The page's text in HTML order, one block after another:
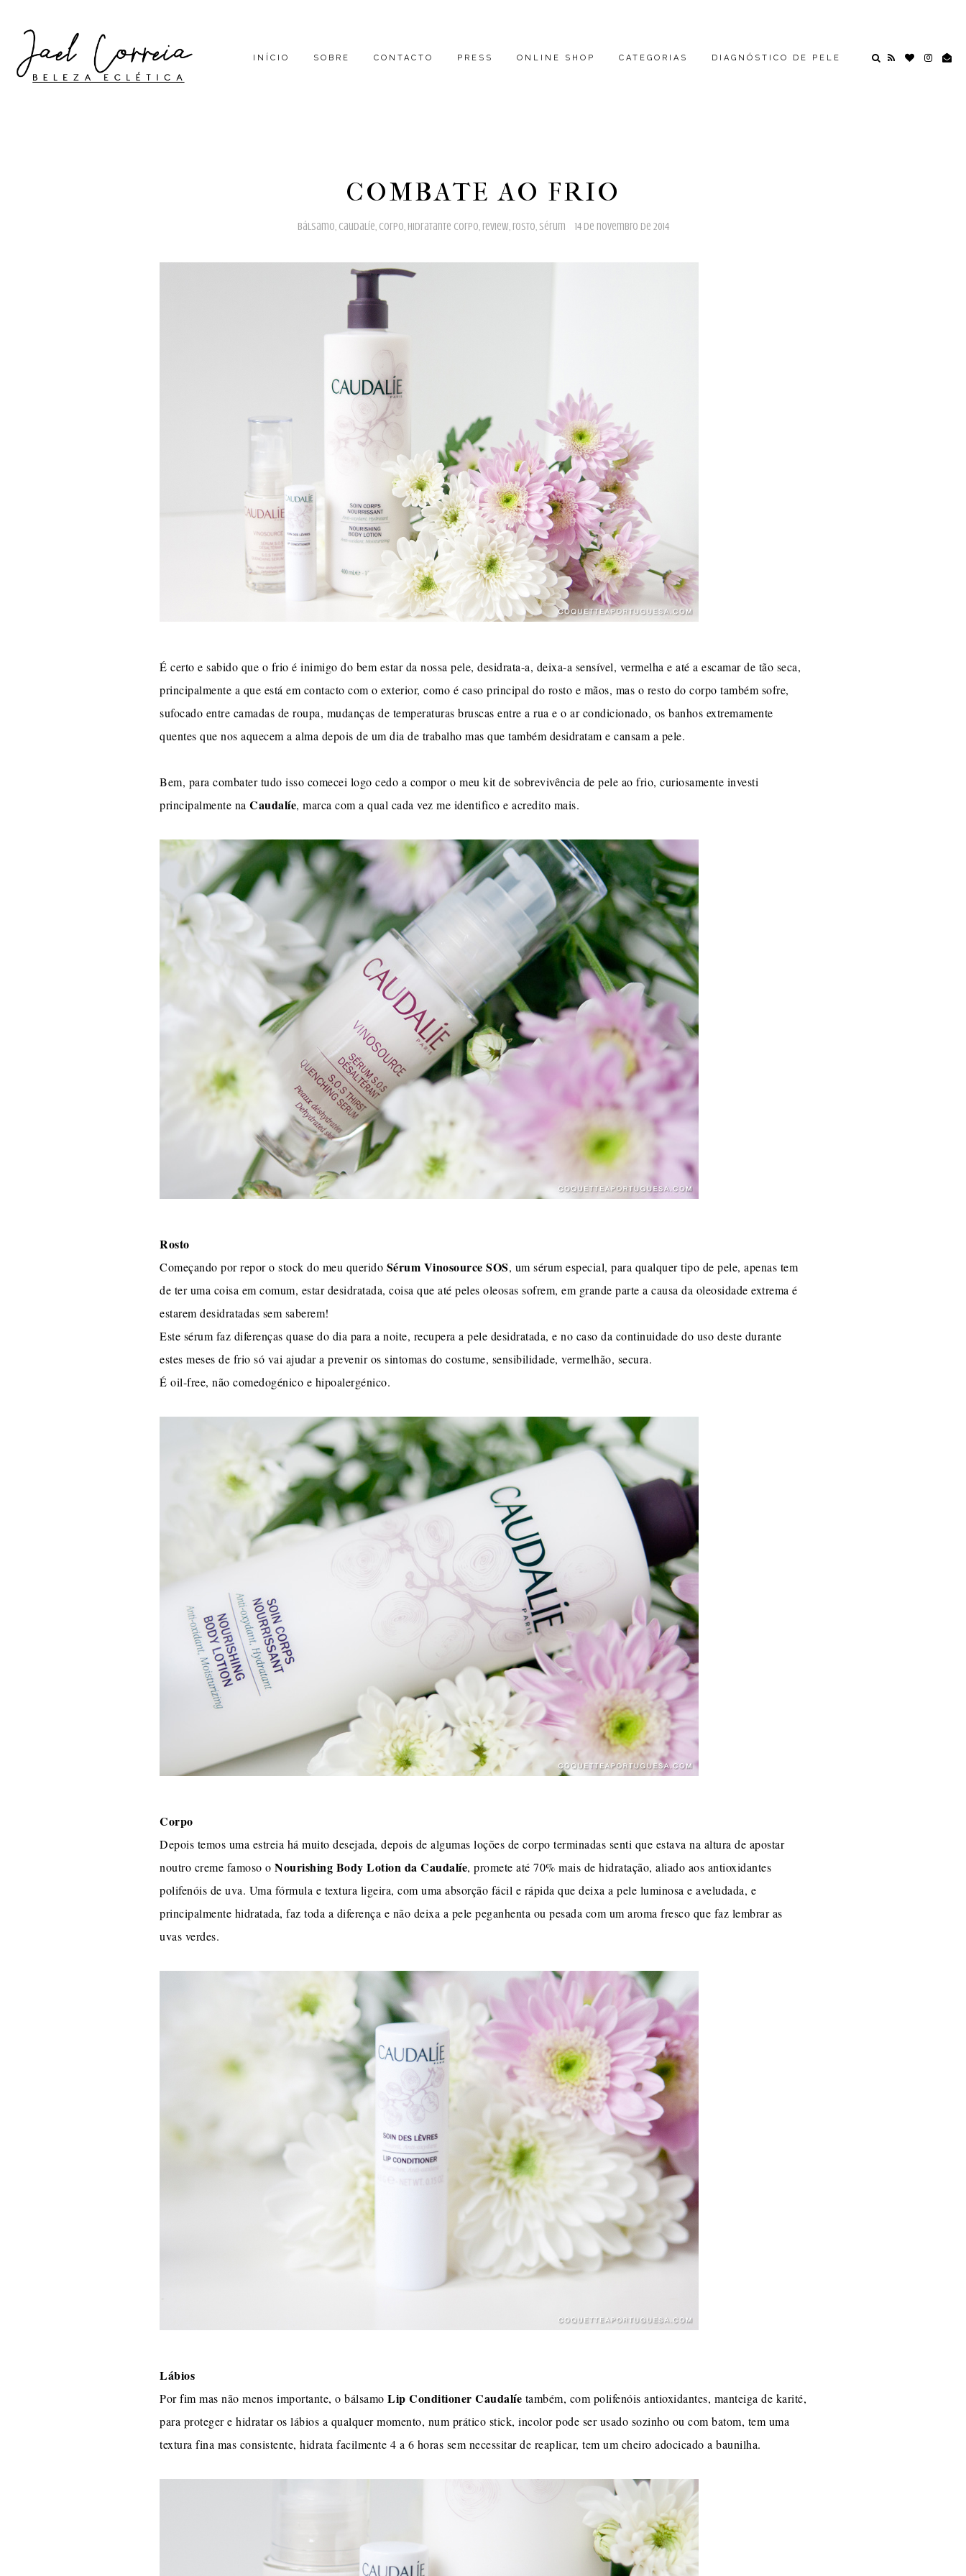
INÍCIO SOBRE CONTACTO PRESS ONLINE SHOP CATEGORIAS DIAGNÓSTICO DE PELE
COMBATE AO FRIO
bálsamo, caudalíe, corpo, hidratante corpo, review, rosto, sérum 14 de novembro de 2014
É certo e sabido que o frio é inimigo do bem estar da nossa pele, desidrata-a, deixa-a sensível, vermelha e até a escamar de tão seca,
principalmente a que está em contacto com o exterior, como é caso principal do rosto e mãos, mas o resto do corpo também sofre,
sufocado entre camadas de roupa, mudanças de temperaturas bruscas entre a rua e o ar condicionado, os banhos extremamente
quentes que nos aquecem a alma depois de um dia de trabalho mas que também desidratam e cansam a pele.
Bem, para combater tudo isso comecei logo cedo a compor o meu kit de sobrevivência de pele ao frio, curiosamente investi
principalmente na Caudalíe, marca com a qual cada vez me identifico e acredito mais.
Rosto
Começando por repor o stock do meu querido Sérum Vinosource SOS, um sérum especial, para qualquer tipo de pele, apenas tem
de ter uma coisa em comum, estar desidratada, coisa que até peles oleosas sofrem, em grande parte a causa da oleosidade extrema é
estarem desidratadas sem saberem!
Este sérum faz diferenças quase do dia para a noite, recupera a pele desidratada, e no caso da continuidade do uso deste durante
estes meses de frio só vai ajudar a prevenir os sintomas do costume, sensibilidade, vermelhão, secura.
É oil-free, não comedogénico e hipoalergénico.
Corpo
Depois temos uma estreia há muito desejada, depois de algumas loções de corpo terminadas senti que estava na altura de apostar
noutro creme famoso o Nourishing Body Lotion da Caudalíe, promete até 70% mais de hidratação, aliado aos antioxidantes
polifenóis de uva. Uma fórmula e textura ligeira, com uma absorção fácil e rápida que deixa a pele luminosa e aveludada, e
principalmente hidratada, faz toda a diferença e não deixa a pele peganhenta ou pesada com um aroma fresco que faz lembrar as
uvas verdes.
Lábios
Por fim mas não menos importante, o bálsamo Lip Conditioner Caudalíe também, com polifenóis antioxidantes, manteiga de karité,
para proteger e hidratar os lábios a qualquer momento, num prático stick, incolor pode ser usado sozinho ou com batom, tem uma
textura fina mas consistente, hidrata facilmente 4 a 6 horas sem necessitar de reaplicar, tem um cheiro adocicado a baunilha.